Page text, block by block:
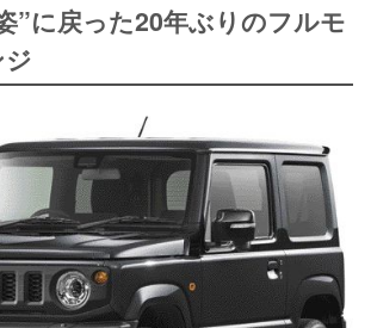
”に戻った20年ぶりのフルモ